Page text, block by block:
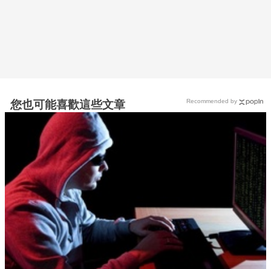
您也可能喜歡這些文章 Recommended by